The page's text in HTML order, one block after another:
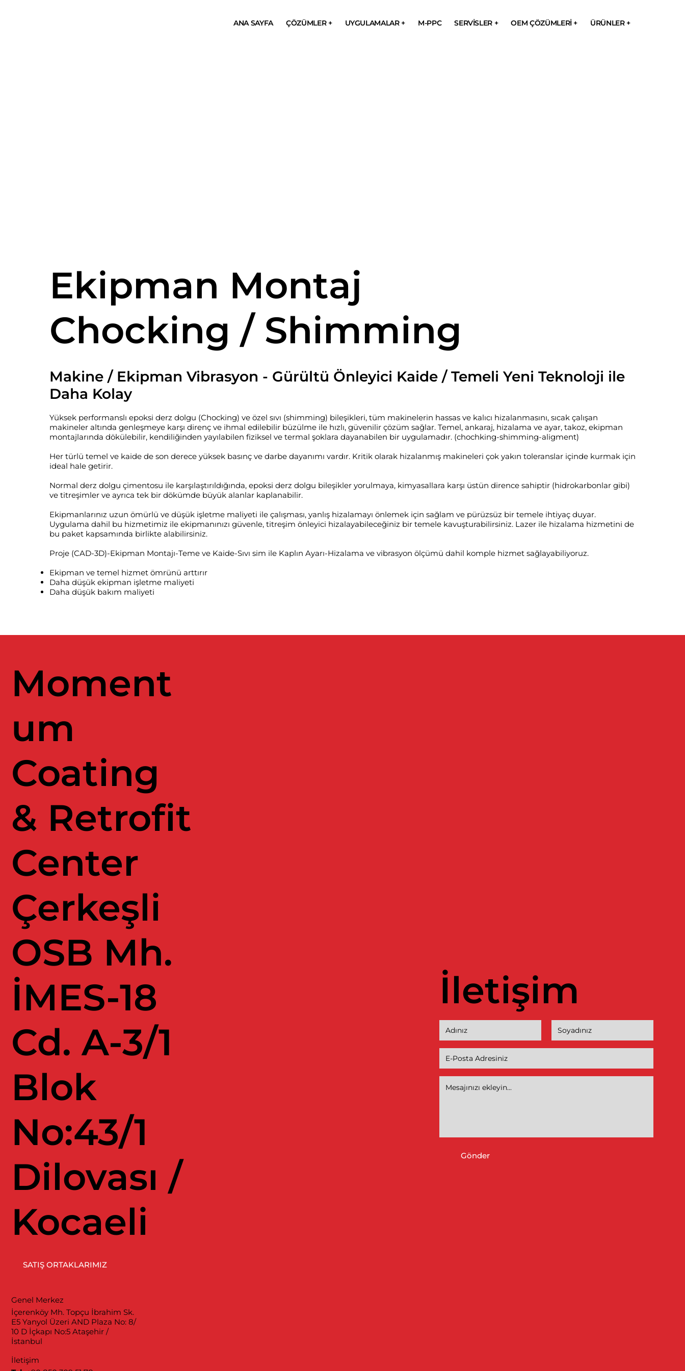
ANA SAYFA ÇÖZÜMLER + UYGULAMALAR + M-PPC SERVISLER + OEM ÇÖZÜMLERI + ÜRÜNLER +
Ekipman Montaj
Chocking / Shimming
Makine / Ekipman Vibrasyon - Gürültü Önleyici Kaide / Temeli Yeni Teknoloji ile
Daha Kolay
Yüksek performanslı epoksi derz dolgu (Chocking) ve özel sıvı (shimming) bileşikleri, tüm makinelerin hassas ve kalıcı hizalanmasını, sıcak çalışan
makineler altında genleşmeye karşı direnç ve ihmal edilebilir büzülme ile hızlı, güvenilir çözüm sağlar. Temel, ankaraj, hizalama ve ayar, takoz, ekipman
montajlarında dökülebilir, kendiliğinden yayılabilen fiziksel ve termal şoklara dayanabilen bir uygulamadır. (chochking-shimming-aligment)
Her türlü temel ve kaide de son derece yüksek basınç ve darbe dayanımı vardır. Kritik olarak hizalanmış makineleri çok yakın toleranslar içinde kurmak için
ideal hale getirir.
Normal derz dolgu çimentosu ile karşılaştırıldığında, epoksi derz dolgu bileşikler yorulmaya, kimyasallara karşı üstün dirence sahiptir (hidrokarbonlar gibi)
ve titreşimler ve ayrıca tek bir dökümde büyük alanlar kaplanabilir.
Ekipmanlarınız uzun ömürlü ve düşük işletme maliyeti ile çalışması, yanlış hizalamayı önlemek için sağlam ve pürüzsüz bir temele ihtiyaç duyar.
Uygulama dahil bu hizmetimiz ile ekipmanınızı güvenle, titreşim önleyici hizalayabileceğiniz bir temele kavuşturabilirsiniz. Lazer ile hizalama hizmetini de
bu paket kapsamında birlikte alabilirsiniz.
Proje (CAD-3D)-Ekipman Montajı-Teme ve Kaide-Sıvı sim ile Kaplın Ayarı-Hizalama ve vibrasyon ölçümü dahil komple hizmet sağlayabiliyoruz.
Ekipman ve temel hizmet ömrünü arttırır
Daha düşük ekipman işletme maliyeti
Daha düşük bakım maliyeti
Moment
um
Coating
& Retrofit
Center
Çerkeşli
OSB Mh.
İMES-18
Cd. A-3/1
Blok
No:43/1
Dilovası /
Kocaeli
Genel Merkez
İçerenköy Mh. Topçu İbrahim Sk.
E5 Yanyol Üzeri AND Plaza No: 8/
10 D İçkapı No:5 Ataşehir /
İstanbul
İletişim
SATIŞ ORTAKLARIMIZ
Gönder
İletişim